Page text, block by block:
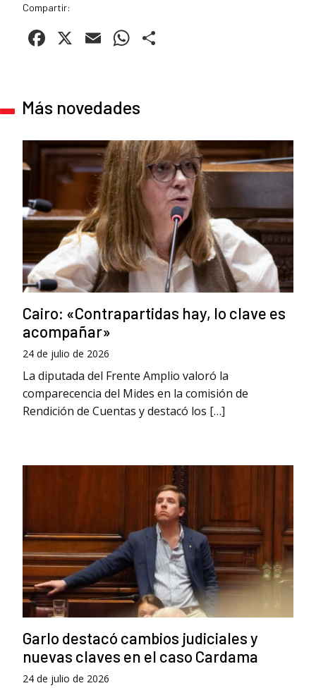
Compartir:
Facebook
X EmailWhatsApp
Más novedades
Cairo: «Contrapartidas hay, lo clave es
acompañar»
24 de julio de 2026
La diputada del Frente Amplio valoró la
comparecencia del Mides en la comisión de
Rendición de Cuentas y destacó los […]
Garlo destacó cambios judiciales y
nuevas claves en el caso Cardama
24 de julio de 2026